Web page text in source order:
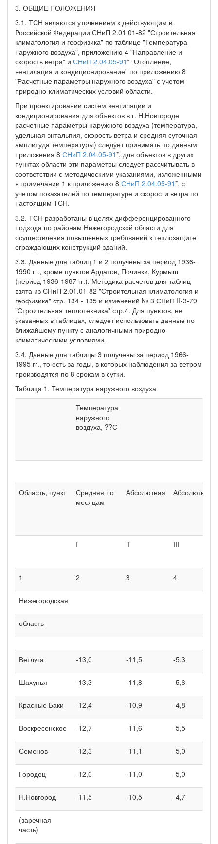
3. ОБЩИЕ ПОЛОЖЕНИЯ
3.1. ТСН являются уточнением к действующим в
Российской Федерации СНиП 2.01.01-82 "Строительная
климатология и геофизика" по таблице "Температура
наружного воздуха", приложению 4 "Направление и
скорость ветра" и СНиП 2.04.05-91* "Отопление,
вентиляция и кондиционирование" по приложению 8
"Расчетные параметры наружного воздуха" с учетом
природно-климатических условий области.
При проектировании систем вентиляции и
кондиционирования для объектов в г. Н.Новгороде
расчетные параметры наружного воздуха (температура,
удельная энтальпия, скорость ветра и средняя суточная
амплитуда температуры) следует принимать по данным
приложения 8 СНиП 2.04.05-91*, для объектов в других
пунктах области эти параметры следует рассчитывать в
соответствии с методическими указаниями, изложенными
в примечании 1 к приложению 8 СНиП 2.04.05-91*, с
учетом показателей по температуре и скорости ветра по
настоящим ТСН.
3.2. ТСН разработаны в целях дифференцированного
подхода по районам Нижегородской области для
осуществления повышенных требований к теплозащите
ограждающих конструкций зданий.
3.3. Данные для таблиц 1 и 2 получены за период 1936-
1990 гг., кроме пунктов Ардатов, Починки, Курмыш
(период 1936-1987 гг.). Методика расчетов для таблиц
взята из СНиП 2.01.01-82 "Строительная климатология и
геофизика" стр. 134 - 135 и изменений № 3 СНиП II-3-79
"Строительная теплотехника" стр.4. Для пунктов, не
указанных в таблицах, следует использовать данные по
ближайшему пункту с аналогичными природно-
климатическими условиями.
3.4. Данные для таблицы 3 получены за период 1966-
1995 гг., то есть за годы, в которых наблюдения за ветром
производятся по 8 срокам в сутки.
Таблица 1. Температура наружного воздуха
Температура
наружного
воздуха, ??С
Область, пункт
Средняя по
месяцам
Абсолютная Абсолютная
I II III
1 2 3 4
Нижегородская
область
Ветлуга -13,0 -11,5 -5,3
Шахунья -13,3 -11,8 -5,6
Красные Баки -12,4 -10,9 -4,8
Воскресенское -12,7 -11,6 -5,5
Семенов -12,3 -11,1 -5,0
Городец -12,0 -11,0 -5,0
Н.Новгород -11,5 -10,5 -4,7
(заречная
часть)